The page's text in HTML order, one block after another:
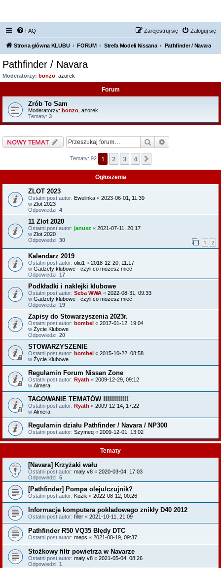
FAQ Zaloguj się
Zarejestruj się
Strona główna KLUBU FORUM Strefa Modeli Nissana Pathfinder / Navara
Pathfinder / Navara
Moderatorzy: bonzo azorek
Forum
Zrób To Sam
Moderatorzy: bonzo azorek
Tematy: 3
NOWY TEMAT Szukaj
Tematy: 92 1 2 3 4
Ogłoszenia
ZLOT 2023
Ostatni post autor: Ewelinka « 2023-06-01, 11:39
w Zlot 2023
Odpowiedzi: 4
11 Zlot 2020
Ostatni post autor: janusz « 2021-07-11, 20:17
w Zlot 2020
Odpowiedzi: 30 1 2
Kalendarz 2019
Ostatni post autor: oliu1 « 2018-12-20, 11:17
w Gadżety klubowe - czyli co możesz mieć
Odpowiedzi: 17
Podkładki i naklejki klubowe
Ostatni post autor: Seba WWA « 2022-08-31, 09:33
w Gadżety klubowe - czyli co możesz mieć
Odpowiedzi: 19
Zapisy do Stowarzyszenia 2023r.
Ostatni post autor: bombel « 2017-01-12, 19:04
w Życie Klubowe
Odpowiedzi: 20
STOWARZYSZENIE
Ostatni post autor: bombel « 2015-10-22, 08:58
w Życie Klubowe
Regulamin Forum Nissan Zone
Ostatni post autor: Ryath « 2009-12-29, 09:12
w Almera
TAGOWANIE TEMATÓW !!!!!!!!!!!!!
Ostatni post autor: Ryath « 2009-12-14, 17:22
w Almera
Regulamin działu Pathfinder / Navara / NP300
Ostatni post autor: Szymeq « 2009-12-01, 13:02
Tematy
[Navara] Krzyżaki wału
Ostatni post autor: mały v8 « 2020-03-04, 17:03
Odpowiedzi: 5
[Pathfinder] Pompa oleju/czujnik?
Ostatni post autor: Kozik « 2022-08-12, 00:26
Informacje komputera pokładowego znikły D40 2012
Ostatni post autor: filler « 2021-10-11, 21:09
Pathfinder R50 VQ35 Błędy DTC
Ostatni post autor: meps « 2021-08-19, 09:37
Stożkowy filtr powietrza w Navarze
Ostatni post autor: mały v8 « 2021-05-04, 08:26
Odpowiedzi: 1